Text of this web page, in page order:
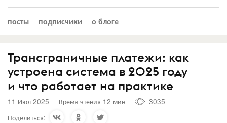
посты подписчики о блоге
Трансграничные платежи: как
устроена система в 2025 году
и что работает на практике
11 Июл 2025 Время чтения 12 мин
3035
Поделиться: